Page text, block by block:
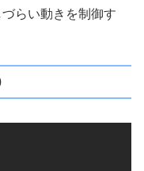
らい動きを制御す